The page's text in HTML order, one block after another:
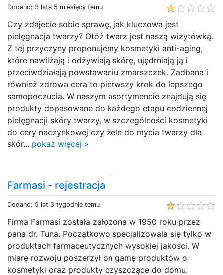
Dodano: 3 lata 5 miesięcy temu
Czy zdajecie sobie sprawę, jak kluczowa jest
pielęgnacja twarzy? Otóż twarz jest naszą wizytówką.
Z tej przyczyny proponujemy kosmetyki anti-aging,
które nawilżają i odżywiają skórę, ujędrniają ją i
przeciwdziałają powstawaniu zmarszczek. Zadbana i
również zdrowa cera to pierwszy krok do lepszego
samopoczucia. W naszym asortymencie znajdują się
produkty dopasowane do każdego etapu codziennej
pielęgnacji skóry twarzy, w szczególności kosmetyki
do cery naczynkowej czy żele do mycia twarzy dla
skór... pokaż więcej »
Farmasi - rejestracja
Dodano: 5 lat 3 tygodnie temu
Firma Farmasi została założona w 1950 roku przez
pana dr. Tuna. Początkowo specjalizowała się tylko w
produktach farmaceutycznych wysokiej jakości. W
miarę rozwoju poszerzył on gamę produktów o
kosmetyki oraz produkty czyszczące do domu.